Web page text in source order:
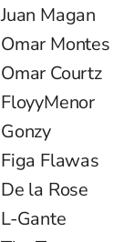
Juan Magan
Omar Montes
Omar Courtz
FloyyMenor
Gonzy
Figa Flawas
De la Rose
L-Gante